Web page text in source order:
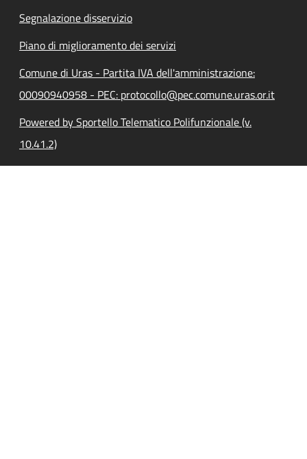
Segnalazione disservizio
Piano di miglioramento dei servizi
Comune di Uras - Partita IVA dell'amministrazione:
00090940958 - PEC: protocollo@pec.comune.uras.or.it
Powered by Sportello Telematico Polifunzionale (v.
10.41.2)